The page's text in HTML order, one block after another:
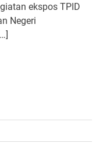
ekspos TPID
Negeri